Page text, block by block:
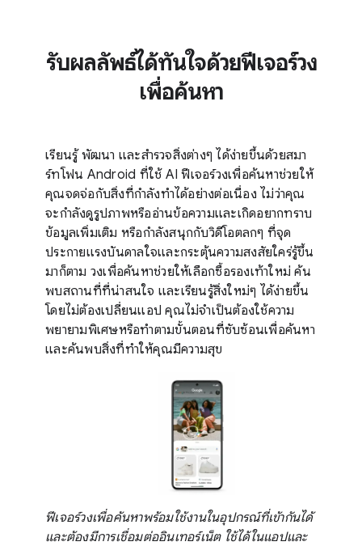
รับผลลัพธ์ได้ทันใจด้วยฟีเจอร์วง
เพื่อค้นหา
เรียนรู้ พัฒนา และสำรวจสิ่งต่างๆ ได้ง่ายขึ้นด้วยสมา
ร์ทโฟน Android ที่ใช้ AI ฟีเจอร์วงเพื่อค้นหาช่วยให้
คุณจดจ่อกับสิ่งที่กำลังทำได้อย่างต่อเนื่อง ไม่ว่าคุณ
จะกำลังดูรูปภาพหรืออ่านข้อความและเกิดอยากทราบ
ข้อมูลเพิ่มเติม หรือกำลังสนุกกับวิดีโอตลกๆ ที่จุด
ประกายแรงบันดาลใจและกระตุ้นความสงสัยใคร่รู้ขึ้น
มาก็ตาม วงเพื่อค้นหาช่วยให้เลือกซื้อรองเท้าใหม่ ค้น
พบสถานที่ที่น่าสนใจ และเรียนรู้สิ่งใหม่ๆ ได้ง่ายขึ้น
โดยไม่ต้องเปลี่ยนแอป คุณไม่จำเป็นต้องใช้ความ
พยายามพิเศษหรือทำตามขั้นตอนที่ซับซ้อนเพื่อค้นหา
และค้นพบสิ่งที่ทำให้คุณมีความสุข
ฟีเจอร์วงเพื่อค้นหาพร้อมใช้งานในอุปกรณ์ที่เข้ากันได้
และต้องมีการเชื่อมต่ออินเทอร์เน็ต ใช้ได้ในแอปและ